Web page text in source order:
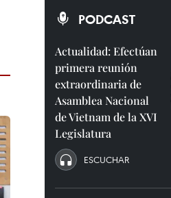
PODCAST
Actualidad: Efectúan
primera reunión
extraordinaria de
Asamblea Nacional
de Vietnam de la XVI
Legislatura
ESCUCHAR